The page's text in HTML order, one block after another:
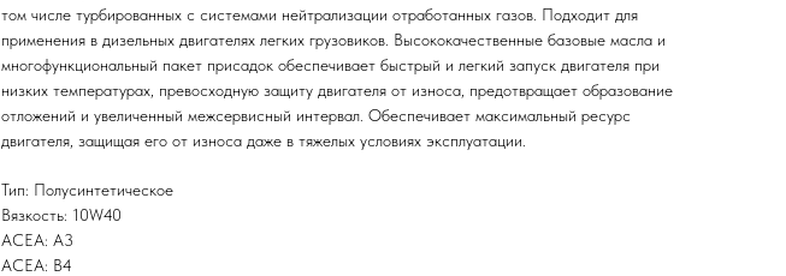
том числе турбированных с системами нейтрализации отработанных газов. Подходит для
применения в дизельных двигателях легких грузовиков. Высококачественные базовые масла и
многофункциональный пакет присадок обеспечивает быстрый и легкий запуск двигателя при
низких температурах, превосходную защиту двигателя от износа, предотвращает образование
отложений и увеличенный межсервисный интервал. Обеспечивает максимальный ресурс
двигателя, защищая его от износа даже в тяжелых условиях эксплуатации.
Тип: Полусинтетическое
Вязкость: 10W40
ACEA: A3
ACEA: B4